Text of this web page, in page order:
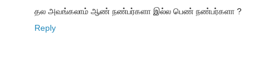
தல அவங்கலாம் ஆண் நண்பர்களா இல்ல பெண் நண்பர்களா ?
Reply